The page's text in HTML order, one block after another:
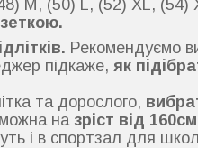
M, (50) L, (52) XL, (54)
Рекомендуємо
підкаже, як
та дорослого,
на зріст від 160см
і в спортзал для